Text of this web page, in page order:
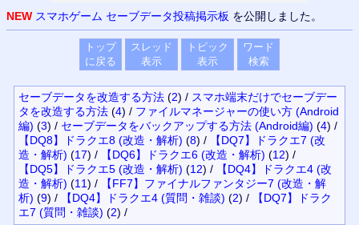
NEW スマホゲーム セーブデータ投稿掲示板 を公開しました。
トップ
に戻る
スレッド
表示
トピック
表示
ワード
検索
セーブデータを改造する方法 (2) / スマホ端末だけでセーブデー
タを改造する方法 (4) / ファイルマネージャーの使い方 (Android
編) (3) / セーブデータをバックアップする方法 (Android編) (4) /
【DQ8】ドラクエ8 (改造・解析) (8) /
【DQ7】ドラクエ7 (改
造・解析) (17) / 【DQ6】ドラクエ6 (改造・解析) (12) /
【DQ5】ドラクエ5 (改造・解析) (12) /
【DQ4】ドラクエ4 (改
造・解析) (11) /
【FF7】ファイナルファンタジー7 (改造・解
析) (9) / 【DQ4】ドラクエ4 (質問・雑談) (2) /
【DQ7】ドラク
エ7 (質問・雑談) (2) /